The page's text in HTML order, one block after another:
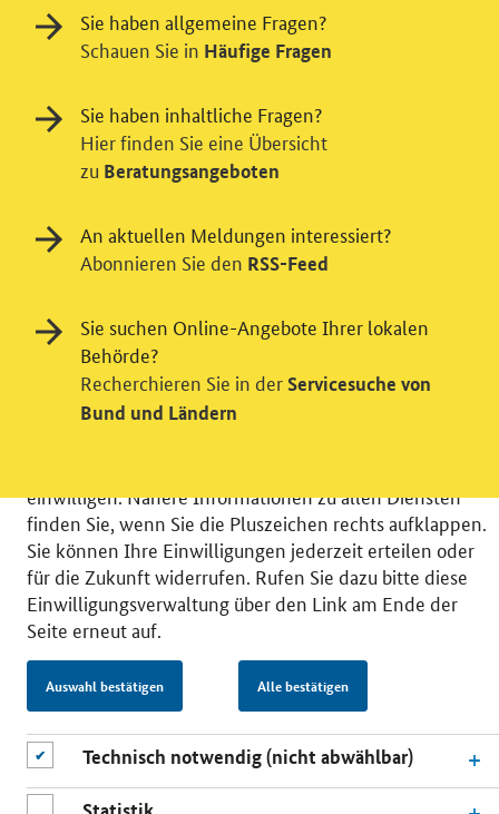
© 2026 Bundesministerium für Wirtschaft und Energie
RSS
Benutzerhinweise
Impressum
Barrierefreiheit
Datenschutz
Einwilligungsverwaltung
Einwilligung in Tracking und / oder
Wir bitten Sie an dieser Stelle um Ihre Einwilligung für
verschiedene Zusatzdienste unserer Webseite: Wir
möchten die Nutzeraktivität mit Hilfe
datenschutzfreundlicher Statistiken verstehen, um
einwilligen. Nähere Informationen zu allen Diensten
finden Sie, wenn Sie die Pluszeichen rechts aufklappen.
Sie können Ihre Einwilligungen jederzeit erteilen oder
für die Zukunft widerrufen. Rufen Sie dazu bitte diese
Einwilligungsverwaltung über den Link am Ende der
Seite erneut auf.
Auswahl bestätigen Alle bestätigen
Technisch notwendig (nicht abwählbar)
Sie haben allgemeine Fragen?
Schauen Sie in Häufige Fragen
Sie haben inhaltliche Fragen?
Hier finden Sie eine Übersicht
zu Beratungsangeboten
An aktuellen Meldungen interessiert?
Abonnieren Sie den RSS-Feed
Sie suchen Online-Angebote Ihrer lokalen
Behörde?
Recherchieren Sie in der Servicesuche von
Bund und Ländern